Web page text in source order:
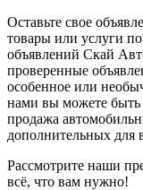
Оставьте свое
товары или услуги
объявлений Скай
проверенные
особенное или
нами вы можете быть
продажа
дополнительных для
Рассмотрите наши
всё, что вам нужно!